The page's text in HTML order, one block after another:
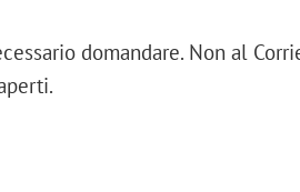
domandare. Non al